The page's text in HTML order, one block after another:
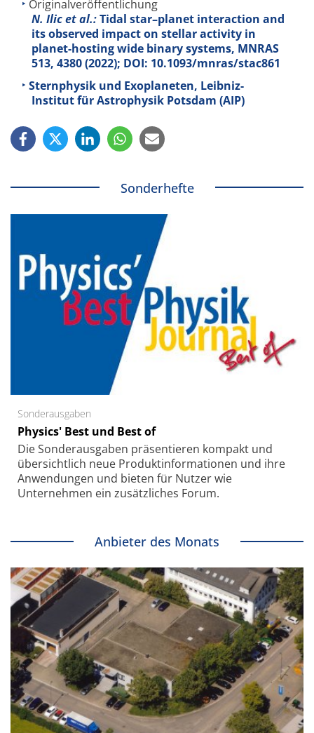
Originalveröffentlichung
N. Ilic et al.:Tidal star–planet interaction and
its observed impact on stellar activity in
planet-hosting wide binary systems, MNRAS
513, 4380 (2022); DOI: 10.1093/mnras/stac861
Sternphysik und Exoplaneten, Leibniz-
Institut für Astrophysik Potsdam (AIP)
Sonderhefte
Sonderausgaben
Physics' Best und Best of
Die Sonder­ausgaben präsentieren kompakt und
übersichtlich neue Produkt­informationen und ihre
Anwendungen und bieten für Nutzer wie
Unternehmen ein zusätzliches Forum.
Anbieter des Monats